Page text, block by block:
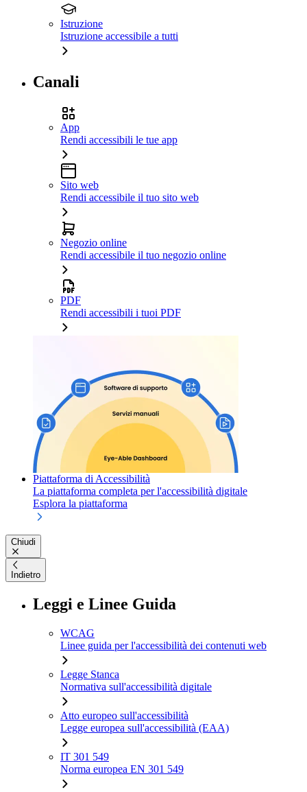
Istruzione
Istruzione accessibile a tutti
Canali
App
Rendi accessibili le tue app
Sito web
Rendi accessibile il tuo sito web
Negozio online
Rendi accessibile il tuo negozio online
PDF
Rendi accessibili i tuoi PDF
Piattaforma di Accessibilità
La piattaforma completa per l'accessibilità digitale
Esplora la piattaforma
Chiudi
Indietro
Leggi e Linee Guida
WCAG
Linee guida per l'accessibilità dei contenuti web
Legge Stanca
Normativa sull'accessibilità digitale
Atto europeo sull'accessibilità
Legge europea sull'accessibilità (EAA)
IT 301 549
Norma europea EN 301 549